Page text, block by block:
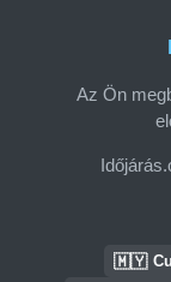
Az Ön
🇲🇾